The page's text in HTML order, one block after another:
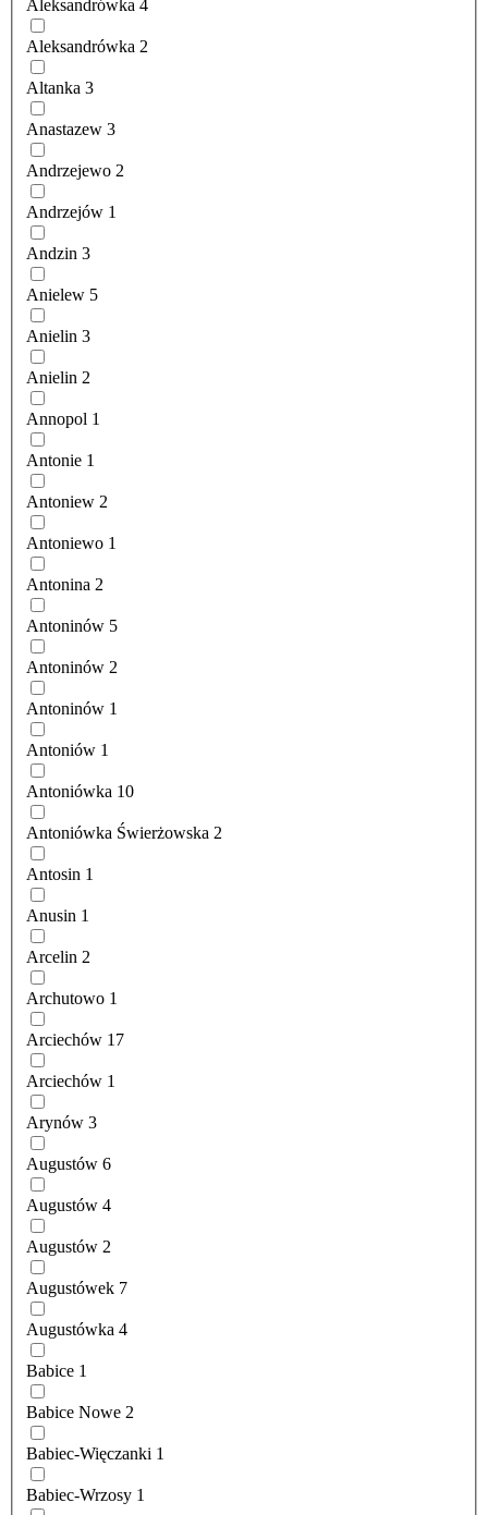
Aleksandrówka 4
Aleksandrówka 2
Altanka 3
Anastazew 3
Andrzejewo 2
Andrzejów 1
Andzin 3
Anielew 5
Anielin 3
Anielin 2
Annopol 1
Antonie 1
Antoniew 2
Antoniewo 1
Antonina 2
Antoninów 5
Antoninów 2
Antoninów 1
Antoniów 1
Antoniówka 10
Antoniówka Świerżowska 2
Antosin 1
Anusin 1
Arcelin 2
Archutowo 1
Arciechów 17
Arciechów 1
Arynów 3
Augustów 6
Augustów 4
Augustów 2
Augustówek 7
Augustówka 4
Babice 1
Babice Nowe 2
Babiec-Więczanki 1
Babiec-Wrzosy 1